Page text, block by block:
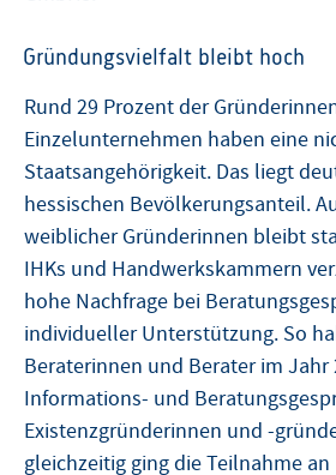
Gründungsvielfalt bleibt hoch
Rund 29 Prozent der
Einzelunternehmen haben eine
Staatsangehörigkeit. Das liegt
hessischen Bevölkerungsanteil.
weiblicher Gründerinnen bleibt
IHKs und Handwerkskammern
hohe Nachfrage bei
individueller Unterstützung. So
Beraterinnen und Berater im Jahr
Informations- und
Existenzgründerinnen und -
gleichzeitig ging die Teilnahme an